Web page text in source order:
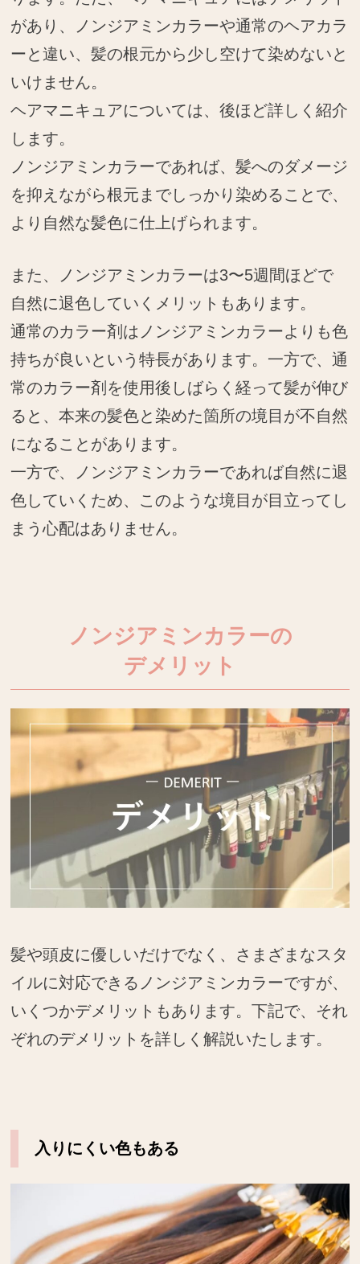
があり、ノンジアミンカラーや通常のヘアカラ
ーと違い、髪の根元から少し空けて染めないと
いけません。
ヘアマニキュアについては、後ほど詳しく紹介
します。
ノンジアミンカラーであれば、髪へのダメージ
を抑えながら根元までしっかり染めることで、
より自然な髪色に仕上げられます。
また、ノンジアミンカラーは3〜5週間ほどで
自然に退色していくメリットもあります。
通常のカラー剤はノンジアミンカラーよりも色
持ちが良いという特長があります。一方で、通
常のカラー剤を使用後しばらく経って髪が伸び
ると、本来の髪色と染めた箇所の境目が不自然
になることがあります。
一方で、ノンジアミンカラーであれば自然に退
色していくため、このような境目が目立ってし
まう心配はありません。
ノンジアミンカラーの
デメリット
髪や頭皮に優しいだけでなく、さまざまなスタ
イルに対応できるノンジアミンカラーですが、
いくつかデメリットもあります。下記で、それ
ぞれのデメリットを詳しく解説いたします。
入りにくい色もある